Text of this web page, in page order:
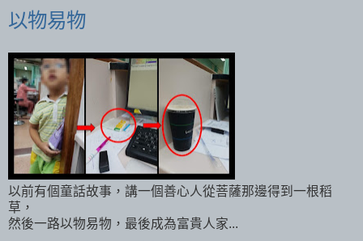
以物易物
以前有個童話故事，講一個善心人從菩薩那邊得到一根稻
草，
然後一路以物易物，最後成為富貴人家...